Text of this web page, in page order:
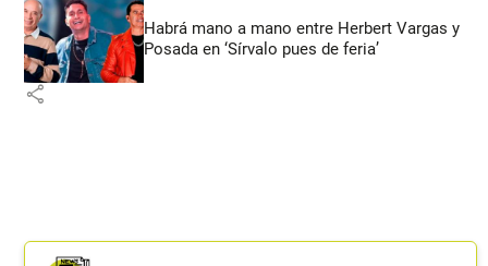
Habrá mano a mano entre Herbert Vargas y
Posada en ‘Sírvalo pues de feria’
share